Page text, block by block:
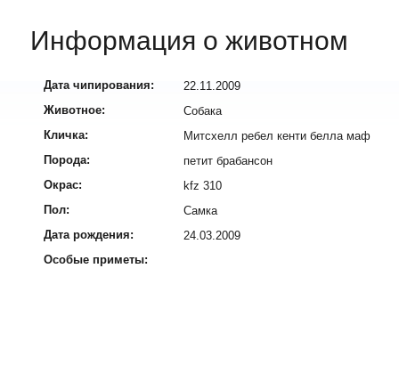
Информация о животном
Дата чипирования:
22.11.2009
Животное:
Собака
Кличка:
Митсхелл ребел кенти белла маф
Порода:
петит брабансон
Окрас:
kfz 310
Пол:
Самка
Дата рождения:
24.03.2009
Особые приметы: